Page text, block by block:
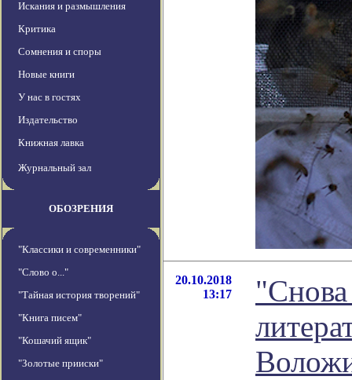
Искания и размышления
Критика
Сомнения и споры
Новые книги
У нас в гостях
Издательство
Книжная лавка
Журнальный зал
ОБОЗРЕНИЯ
"Классики и современники"
"Слово о..."
"Тайная история творений"
"Книга писем"
"Кошачий ящик"
"Золотые прииски"
20.10.2018
13:17